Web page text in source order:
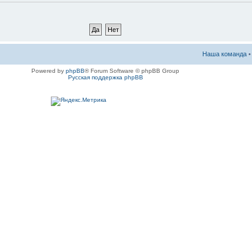
Наша команда •
Powered by phpBB® Forum Software © phpBB Group
Русская поддержка phpBB